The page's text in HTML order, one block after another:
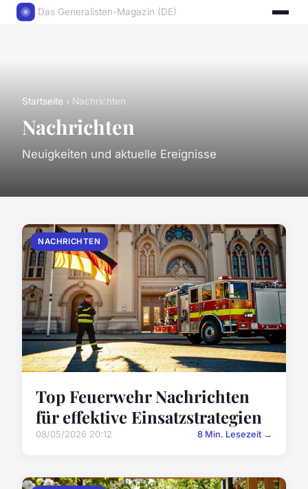
Das Generalisten-Magazin (DE)
Startseite › Nachrichten
Nachrichten
Neuigkeiten und aktuelle Ereignisse
NACHRICHTEN
Top Feuerwehr Nachrichten
für effektive Einsatzstrategien
08/05/2026 20:12 8 Min. Lesezeit →